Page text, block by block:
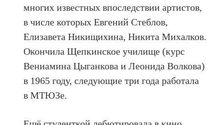
многих известных впоследствии артистов,
в числе которых Евгений Стеблов,
Елизавета Никищихина, Никита Михалков.
Окончила Щепкинское училище (курс
Вениамина Цыганкова и Леонида Волкова)
в 1965 году, следующие три года работала
в МТЮЗе.